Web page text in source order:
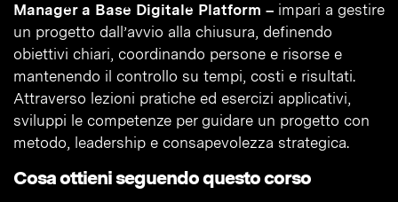
Manager a Base Digitale Platform – impari a gestire
un progetto dall’avvio alla chiusura, definendo
obiettivi chiari, coordinando persone e risorse e
mantenendo il controllo su tempi, costi e risultati.
Attraverso lezioni pratiche ed esercizi applicativi,
sviluppi le competenze per guidare un progetto con
metodo, leadership e consapevolezza strategica.
Cosa ottieni seguendo questo corso